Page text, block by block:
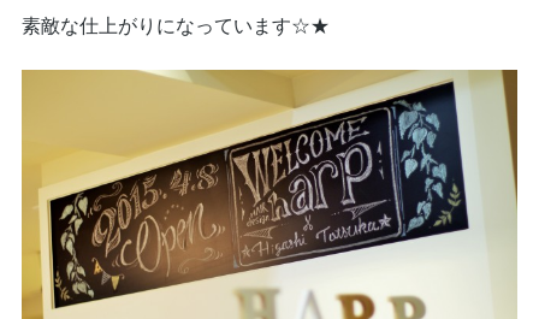
素敵な仕上がりになっています☆★